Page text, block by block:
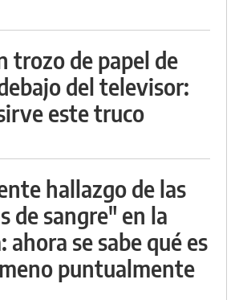
trozo de papel de
del televisor:
este truco
hallazgo de las
de sangre" en la
se sabe qué es
puntualmente